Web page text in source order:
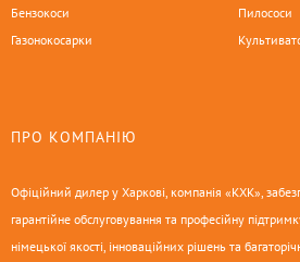
Бензокоси
Газонокосарки
Пилососи
ПРО КОМПАНІЮ
Офіційний дилер у Харкові, компанія «КХК»,
гарантійне обслуговування та професійну
німецької якості, інноваційних рішень та